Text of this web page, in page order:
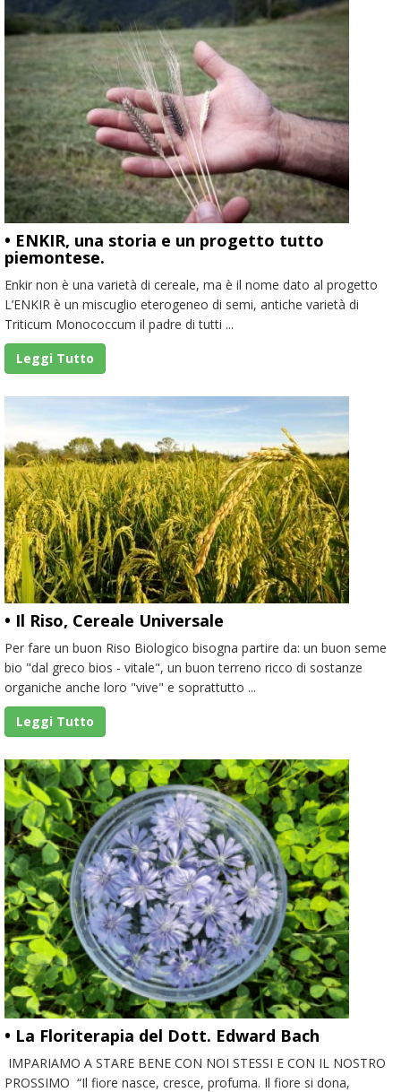
• ENKIR, una storia e un progetto tutto
piemontese.
Enkir non è una varietà di cereale, ma è il nome dato al progetto
L’ENKIR è un miscuglio eterogeneo di semi, antiche varietà di
Triticum Monococcum il padre di tutti ...
Leggi Tutto
• Il Riso, Cereale Universale
Per fare un buon Riso Biologico bisogna partire da: un buon seme
bio "dal greco bios - vitale", un buon terreno ricco di sostanze
organiche anche loro "vive" e soprattutto ...
Leggi Tutto
• La Floriterapia del Dott. Edward Bach
IMPARIAMO A STARE BENE CON NOI STESSI E CON IL NOSTRO
PROSSIMO “Il fiore nasce, cresce, profuma. Il fiore si dona,